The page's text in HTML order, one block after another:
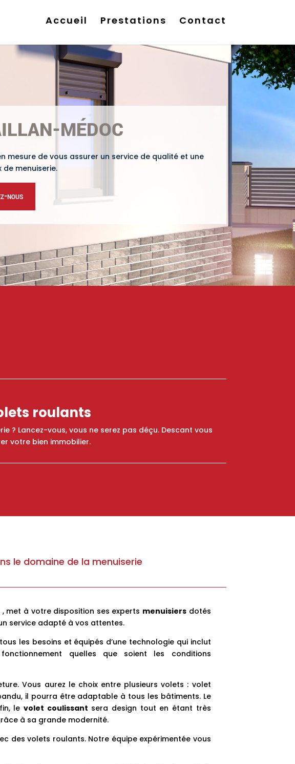
Accueil Prestations Contact
MÉDOC
mesure de vous assurer un service de qualité et une
menuiserie.
nous
roulants
? Lancez-vous, vous ne serez pas déçu. Descant vous
votre bien immobilier.
le domaine de la menuiserie
, met à votre disposition ses experts menuisiers dotés
service adapté à vos attentes.
les besoins et équipés d’une technologie qui inclut
quelles que soient les conditions
Vous aurez le choix entre plusieurs volets : volet
il pourra être adaptable à tous les bâtiments. Le
le volet coulissant sera design tout en étant très
à sa grande modernité.
des volets roulants. Notre équipe expérimentée vous